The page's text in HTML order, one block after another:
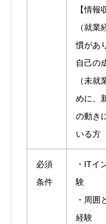
【情報
（就
慣があ
自己の
（未
めに、
の動き
いる方
必須
条件
・ITイ
験
・周囲
経験